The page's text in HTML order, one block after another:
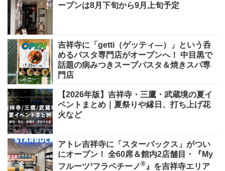
ープンは8月下旬から9月上旬予定
吉祥寺に「getti（ゲッティ―）」という呑
めるパスタ専門店がオープンへ！ 中目黒で
話題の病みつきスープパスタ＆焼きスパ専
門店
【2026年版】吉祥寺・三鷹・武蔵境の夏イ
ベントまとめ｜夏祭りや縁日、打ち上げ花
火など
アトレ吉祥寺に「スターバックス」がつい
にオープン！ 全60席＆館内2店舗目・『My
フルーツ³フラペチーノ® 』を吉祥寺エリア